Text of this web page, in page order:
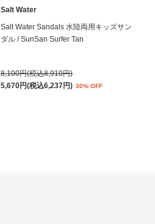
Salt Water
Salt Water Sandals 水陸両用キッズサン
ダル / SunSan Surfer Tan
8,100円(税込8,910円)
5,670円(税込6,237円) 30% OFF